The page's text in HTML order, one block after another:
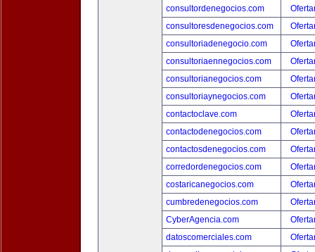
consultordenegocios.com
consultoresdenegocios.com
consultoriadenegocio.com
consultoriaennegocios.com
consultorianegocios.com
consultoriaynegocios.com
contactoclave.com
contactodenegocios.com
contactosdenegocios.com
corredordenegocios.com
costaricanegocios.com
cumbredenegocios.com
CyberAgencia.com
datoscomerciales.com